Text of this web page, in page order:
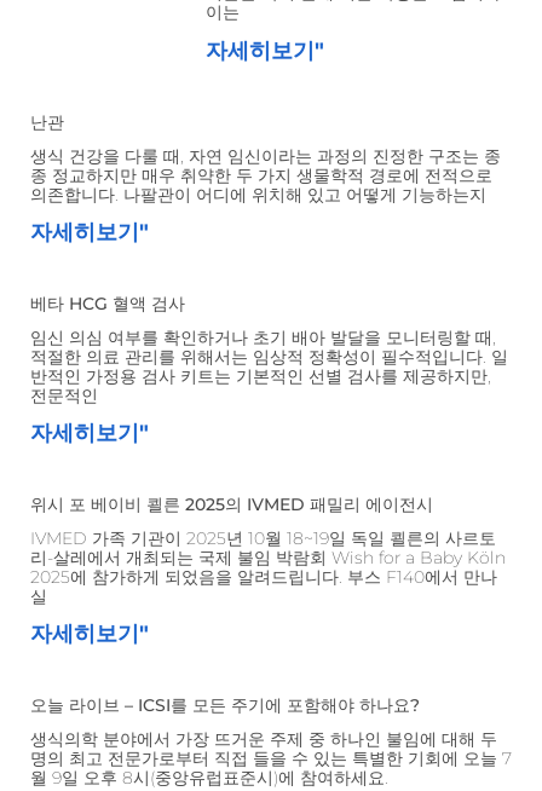
이는
자세히보기"
난관
생식 건강을 다룰 때, 자연 임신이라는 과정의 진정한 구조는 종
종 정교하지만 매우 취약한 두 가지 생물학적 경로에 전적으로
의존합니다. 나팔관이 어디에 위치해 있고 어떻게 기능하는지
자세히보기"
베타 HCG 혈액 검사
임신 의심 여부를 확인하거나 초기 배아 발달을 모니터링할 때,
적절한 의료 관리를 위해서는 임상적 정확성이 필수적입니다. 일
반적인 가정용 검사 키트는 기본적인 선별 검사를 제공하지만,
전문적인
자세히보기"
위시 포 베이비 쾰른 2025의 IVMED 패밀리 에이전시
IVMED 가족 기관이 2025년 10월 18~19일 독일 쾰른의 사르토
리-살레에서 개최되는 국제 불임 박람회 Wish for a Baby Köln
2025에 참가하게 되었음을 알려드립니다. 부스 F140에서 만나
실
자세히보기"
오늘 라이브 – ICSI를 모든 주기에 포함해야 하나요?
생식의학 분야에서 가장 뜨거운 주제 중 하나인 불임에 대해 두
명의 최고 전문가로부터 직접 들을 수 있는 특별한 기회에 오늘 7
월 9일 오후 8시(중앙유럽표준시)에 참여하세요.